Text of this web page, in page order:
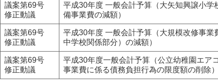
議案第69号
修正動議
平成30年度 一般会計予算（大矢知興譲小学
備事業費の減額）
議案第69号
修正動議
平成30年度 一般会計予算（大規模改修事業
中学校関係部分）の減額）
議案第69号
修正動議
平成30年度一般会計予算（公立幼稚園エア
事業費に係る債務負担行為の限度額の削除